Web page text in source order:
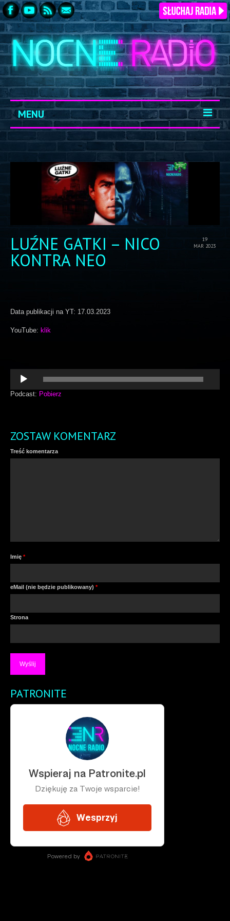
MENU
START
ARCHIWUM
KONTAKT
LOGOWANIE
19
MAR 2023
LUŹNE GATKI – NICO
KONTRA NEO
Data publikacji na YT: 17.03.2023
YouTube: klik
Odtwarzacz
plików
dźwiękowych
Podcast: Pobierz
ZOSTAW KOMENTARZ
Treść komentarza
Imię *
eMail (nie będzie publikowany) *
Strona
PATRONITE